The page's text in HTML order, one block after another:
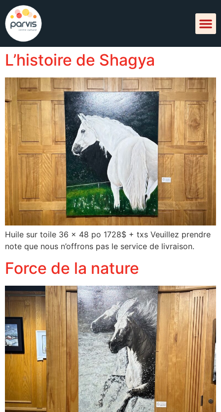
L’histoire de Shagya
Huile sur toile 36 x 48 po 1728$ + txs Veuillez prendre
note que nous n’offrons pas le service de livraison.
Force de la nature